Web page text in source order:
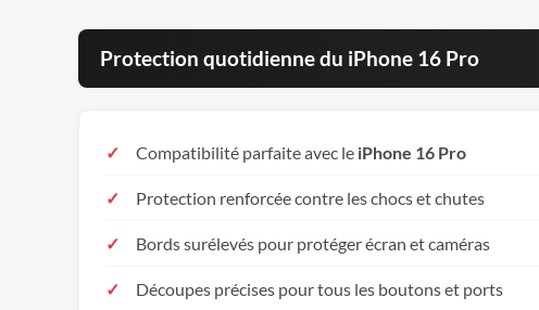
Protection quotidienne du iPhone 16 Pro
Compatibilité parfaite avec le iPhone 16 Pro
Protection renforcée contre les chocs et chutes
Bords surélevés pour protéger écran et caméras
Découpes précises pour tous les boutons et ports